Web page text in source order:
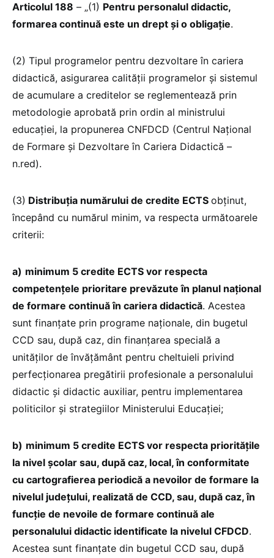
Articolul 188 – „(1) Pentru personalul didactic,
formarea continuă este un drept și o obligație.
(2) Tipul programelor pentru dezvoltare în cariera
didactică, asigurarea calității programelor și sistemul
de acumulare a creditelor se reglementează prin
metodologie aprobată prin ordin al ministrului
educației, la propunerea CNFDCD (Centrul Național
de Formare și Dezvoltare în Cariera Didactică –
n.red).
(3) Distribuția numărului de credite ECTS obținut,
începând cu numărul minim, va respecta următoarele
criterii:
a) minimum 5 credite ECTS vor respecta
competențele prioritare prevăzute în planul național
de formare continuă în cariera didactică. Acestea
sunt finanțate prin programe naționale, din bugetul
CCD sau, după caz, din finanțarea specială a
unităților de învățământ pentru cheltuieli privind
perfecționarea pregătirii profesionale a personalului
didactic și didactic auxiliar, pentru implementarea
politicilor și strategiilor Ministerului Educației;
b) minimum 5 credite ECTS vor respecta prioritățile
la nivel școlar sau, după caz, local, în conformitate
cu cartografierea periodică a nevoilor de formare la
nivelul județului, realizată de CCD, sau, după caz, în
funcție de nevoile de formare continuă ale
personalului didactic identificate la nivelul CFDCD.
Acestea sunt finanțate din bugetul CCD sau, după